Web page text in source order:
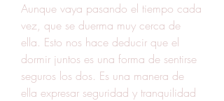
Aunque vaya pasando el tiempo cada
vez, que se duerma muy cerca de
ella. Esto nos hace deducir que el
dormir juntos es una forma de sentirse
seguros los dos. Es una manera de
ella expresar seguridad y tranquilidad